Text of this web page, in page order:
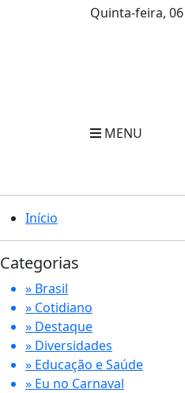
Quinta-feira,
MENU
Início
Categorias
» Brasil
» Cotidiano
» Destaque
» Diversidades
» Educação e Saúde
» Eu no Carnaval